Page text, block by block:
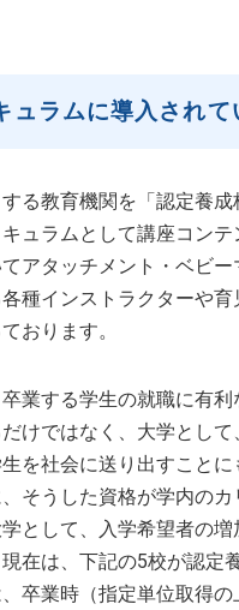
ュラムに導入されて
る教育機関を「認定養成
ュラムとして講座コンテ
アタッチメント・ベビー
種インストラクターや育
おります。
業する学生の就職に有利
けではなく、大学とし
を社会に送り出すことに
そうした資格が学内のカ
として、入学希望者の増
在は、下記の5校が認定
卒業時（指定単位取得の